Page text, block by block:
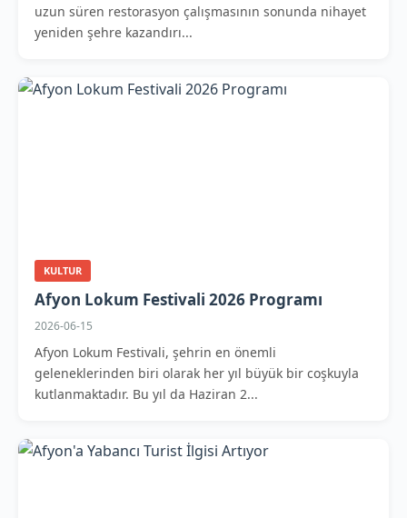
uzun süren restorasyon çalışmasının sonunda nihayet
yeniden şehre kazandırı...
KULTUR
Afyon Lokum Festivali 2026 Programı
2026-06-15
Afyon Lokum Festivali, şehrin en önemli
geleneklerinden biri olarak her yıl büyük bir coşkuyla
kutlanmaktadır. Bu yıl da Haziran 2...